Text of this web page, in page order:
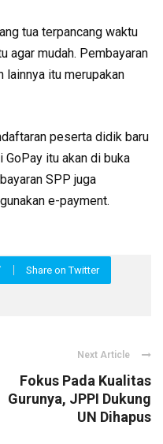
tua terpancang waktu
agar mudah. Pembayaran
lainnya itu merupakan
peserta didik baru
itu akan di buka
SPP juga
e-payment.
Share on Twitter
Next Article
Fokus Pada Kualitas
Gurunya, JPPI Dukung
UN Dihapus